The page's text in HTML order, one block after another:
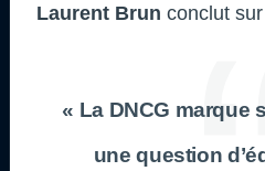
Laurent Brun conclut
« La DNCG marque
une question